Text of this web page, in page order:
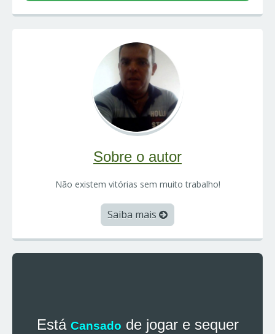
Sobre o autor
Não existem vitórias sem muito trabalho!
Saiba mais
Está Cansado de jogar e sequer